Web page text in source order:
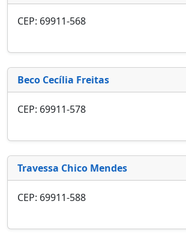
CEP: 69911-568
Beco Cecília Freitas
CEP: 69911-578
Travessa Chico Mendes
CEP: 69911-588